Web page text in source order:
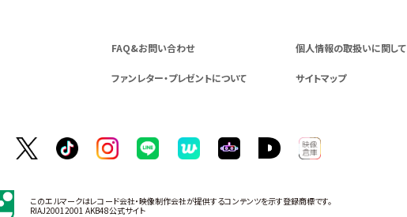
FAQ&お問い合わせ 個人情報の取扱いに関して
ファンレター・プレゼントについて サイトマップ
このエルマークはレコード会社・映像制作会社が提供するコンテンツを示す登録商標です。
RIAJ20012001 AKB48公式サイト